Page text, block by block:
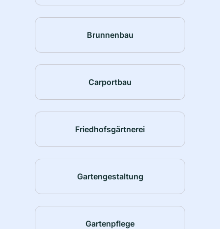
Brunnenbau
Carportbau
Friedhofsgärtnerei
Gartengestaltung
Gartenpflege